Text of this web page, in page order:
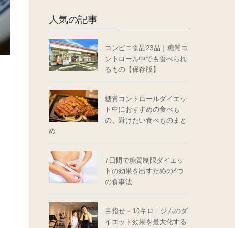
人気の記事
コンビニ食品23品｜糖質コ
ントロール中でも食べられ
るもの【保存版】
糖質コントロールダイエッ
ト中におすすめの食べも
の、避けたい食べものまと
め
7日間で糖質制限ダイエッ
トの効果を出すための4つ
の食事法
目指せ－10キロ！ジムのダ
イエット効果を最大化する